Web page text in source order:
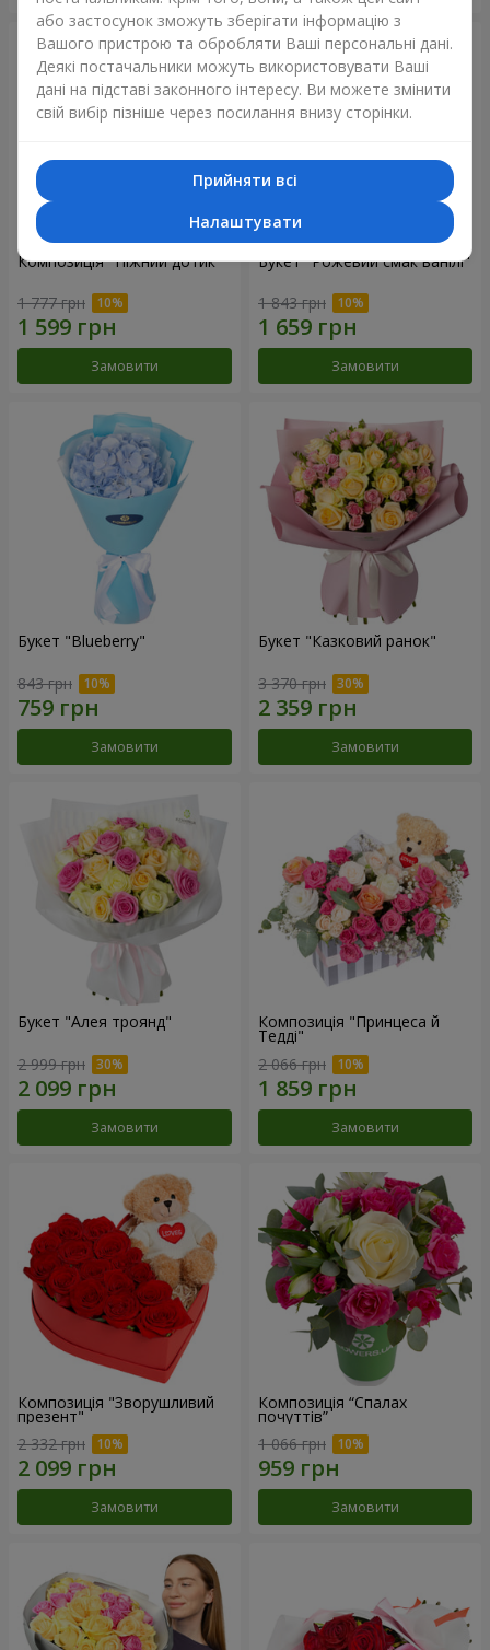
Композиція "Ніжний дотик"
1 777 грн
Замовити
Букет "Рожевий смак ванілі"
1 843 грн
Замовити
Букет "Blueberry"
843 грн
Замовити
Букет "Казковий ранок"
3 370 грн
Замовити
Букет "Алея троянд"
2 999 грн
Замовити
Композиція "Принцеса й
Тедді"
2 066 грн
Замовити
Композиція "Зворушливий
презент"
2 332 грн
Замовити
Композиція “Спалах
почуттів”
1 066 грн
Замовити
або застосунок зможуть зберігати інформацію з
Вашого пристрою та обробляти Ваші персональні дані.
Деякі постачальники можуть використовувати Ваші
дані на підставі законного інтересу. Ви можете змінити
свій вибір пізніше через посилання внизу сторінки.
Прийняти всі
Налаштувати